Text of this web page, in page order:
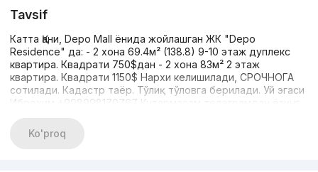
Tavsif
Катта Қани, Depo Mall ёнида жойлашган ЖК "Depo
Residence" да: - 2 хона 69.4м² (138.8) 9-10 этаж дуплекс
квартира. Квадрати 750$дан - 2 хона 83м² 2 этаж
квартира. Квадрати 1150$ Нархи келишилади, СРОЧНОГА
сотилади. Кадастр таёр. Тўлиқ тўловга берилади. Уй эгаси
Иброхим +998998170767 Кутармасам телеграмдан ёзинг.
Ko'proq